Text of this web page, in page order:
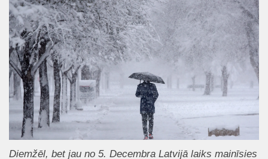
Diemžēl, bet jau no 5. Decembra Latvijā laiks mainīsies